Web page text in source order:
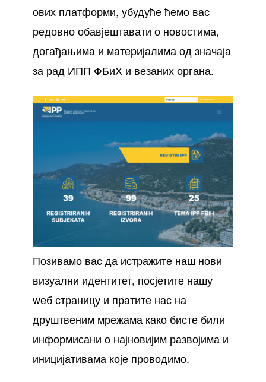
ових платформи, убудуће ћемо вас
редовно обавјештавати о новостима,
догађањима и материјалима од значаја
за рад ИПП ФБиХ и везаних органа.
Позивамо вас да истражите наш нови
визуални идентитет, посјетите нашу
wеб страницу и пратите нас на
друштвеним мрежама како бисте били
информисани о најновијим развојима и
иницијативама које проводимо.